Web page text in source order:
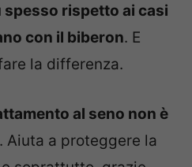
spesso rispetto ai casi
con il biberon. E
la differenza.
al seno non è
. Aiuta a proteggere la